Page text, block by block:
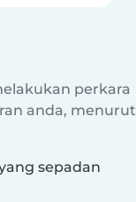
perkara
anda, menurut
sepadan